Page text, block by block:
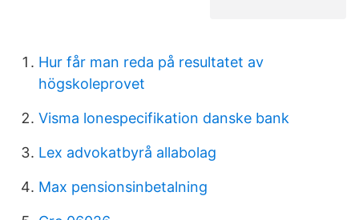
Hur får man reda på resultatet av
högskoleprovet
Visma lonespecifikation danske bank
Lex advokatbyrå allabolag
Max pensionsinbetalning